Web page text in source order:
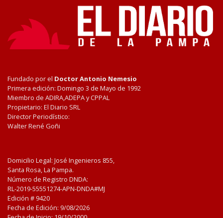
Fundado por el Doctor Antonio Nemesio
Primera edición: Domingo 3 de Mayo de 1992
Miembro de ADIRA,ADEPA y CPPAL
Propietario: El Diario SRL
Director Periodístico:
Walter René Goñi
Domicilio Legal: José Ingenieros 855,
Santa Rosa, La Pampa.
Número de Registro DNDA:
RL-2019-55551274-APN-DNDA#MJ
Edición # 9420
Fecha de Edición: 9/08/2026